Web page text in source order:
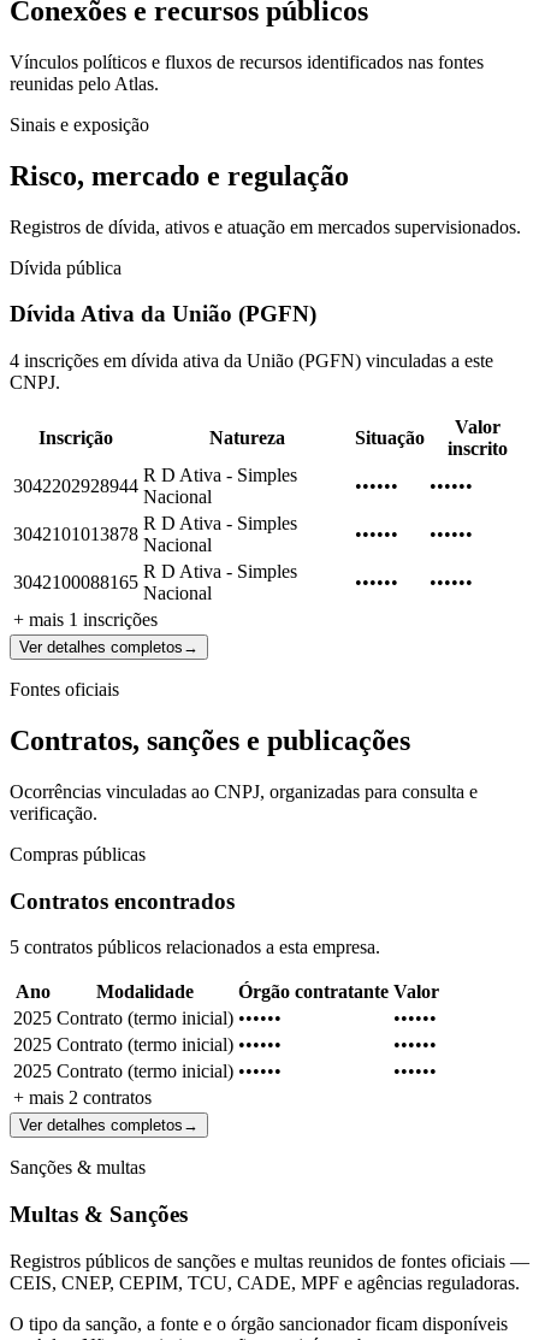
Conexões e recursos públicos
Vínculos políticos e fluxos de recursos identificados nas fontes
reunidas pelo Atlas.
Sinais e exposição
Risco, mercado e regulação
Registros de dívida, ativos e atuação em mercados supervisionados.
Dívida pública
Dívida Ativa da União (PGFN)
4 inscrições em dívida ativa da União (PGFN) vinculadas a este
CNPJ.
Inscrição Natureza Situação
Valor
inscrito
3042202928944
R D Ativa - Simples
Nacional
•••••• ••••••
3042101013878
R D Ativa - Simples
Nacional
•••••• ••••••
3042100088165
R D Ativa - Simples
Nacional
••••••
••••••
+ mais 1 inscrições
Ver detalhes completos →
Fontes oficiais
Contratos, sanções e publicações
Ocorrências vinculadas ao CNPJ, organizadas para consulta e
verificação.
Compras públicas
Contratos encontrados
5 contratos públicos relacionados a esta empresa.
Ano Modalidade Órgão contratante Valor
2025 Contrato (termo inicial) ••••••
••••••
2025 Contrato (termo inicial) ••••••
••••••
2025 Contrato (termo inicial) ••••••
••••••
+ mais 2 contratos
Ver detalhes completos →
Sanções & multas
Multas & Sanções
Registros públicos de sanções e multas reunidos de fontes oficiais —
CEIS, CNEP, CEPIM, TCU, CADE, MPF e agências reguladoras.
O tipo da sanção, a fonte e o órgão sancionador ficam disponíveis